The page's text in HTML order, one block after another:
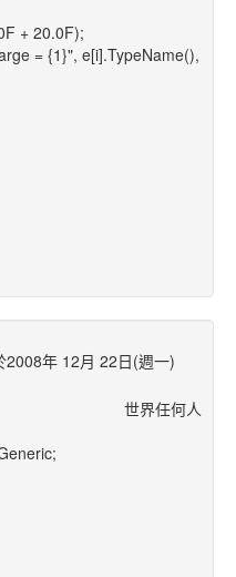
+ 20.0F);
= {1}", e[i].TypeName(),
2008年 12月 22日(週一)
世界任何人